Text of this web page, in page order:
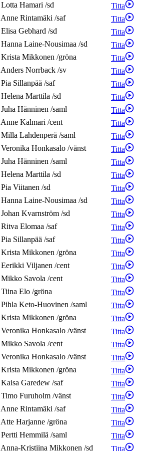
Lotta Hamari /sd
Titta
Anne Rintamäki /saf
Titta
Elisa Gebhard /sd
Titta
Hanna Laine-Nousimaa /sd
Titta
Krista Mikkonen /gröna
Titta
Anders Norrback /sv
Titta
Pia Sillanpää /saf
Titta
Helena Marttila /sd
Titta
Juha Hänninen /saml
Titta
Anne Kalmari /cent
Titta
Milla Lahdenperä /saml
Titta
Veronika Honkasalo /vänst
Titta
Juha Hänninen /saml
Titta
Helena Marttila /sd
Titta
Pia Viitanen /sd
Titta
Hanna Laine-Nousimaa /sd
Titta
Johan Kvarnström /sd
Titta
Ritva Elomaa /saf
Titta
Pia Sillanpää /saf
Titta
Krista Mikkonen /gröna
Titta
Eerikki Viljanen /cent
Titta
Mikko Savola /cent
Titta
Tiina Elo /gröna
Titta
Pihla Keto-Huovinen /saml
Titta
Krista Mikkonen /gröna
Titta
Veronika Honkasalo /vänst
Titta
Mikko Savola /cent
Titta
Veronika Honkasalo /vänst
Titta
Krista Mikkonen /gröna
Titta
Kaisa Garedew /saf
Titta
Timo Furuholm /vänst
Titta
Anne Rintamäki /saf
Titta
Atte Harjanne /gröna
Titta
Pertti Hemmilä /saml
Titta
Anna-Kristiina Mikkonen /sd Titta